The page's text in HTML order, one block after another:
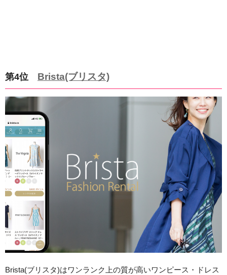
第4位 Brista(ブリスタ)
Brista(ブリスタ)はワンランク上の質が高いワンピース・ドレス